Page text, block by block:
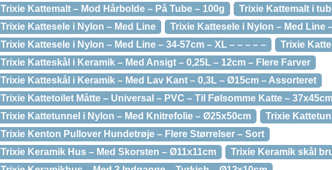
Trixie Kattemalt – Mod Hårbolde – På Tube – 100g
Trixie Kattemalt i
Trixie Kattesele i Nylon – Med Line
Trixie Kattesele i Nylon – Med Line
Trixie Kattesele i Nylon – Med Line – 34-57cm – XL – – – – –
Trixie
Trixie Katteskål i Keramik – Med Ansigt – 0,25L – 12cm – Flere Farver
Trixie Katteskål i Keramik – Med Lav Kant – 0,3L – Ø15cm – Assorteret
Trixie Kattetoilet Måtte – Universal – PVC – Til Følsomme Katte –
Trixie Kattetunnel i Nylon – Med Knitrefolie – Ø25x50cm
Trixie
Trixie Kenton Pullover Hundetrøje – Flere Størrelser – Sort
Trixie Keramik Hus – Med Skorsten – Ø11x11cm
Trixie Keramik skål